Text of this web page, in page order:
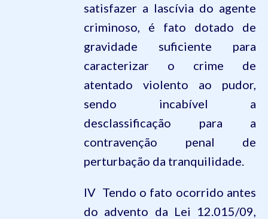
satisfazer a lascívia do agente
criminoso, é fato dotado de
gravidade suficiente para
caracterizar o crime de
atentado violento ao pudor,
sendo incabível a
desclassificação para a
contravenção penal de
perturbação da tranquilidade.
IV  Tendo o fato ocorrido antes
do advento da Lei 12.015/09,